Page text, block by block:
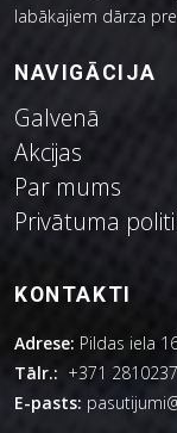
labākajiem dārza
NAVIGĀCIJA
Galvenā
Akcijas
Par mums
Privātuma
KONTAKTI
Adrese: Pildas iela
Tālr.: +371
E-pasts: